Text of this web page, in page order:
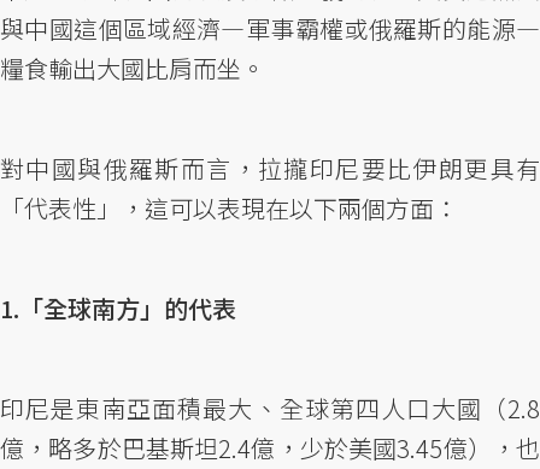
與中國這個區域經濟—軍事霸權或俄羅斯的能源—
糧食輸出大國比肩而坐。
對中國與俄羅斯而言，拉攏印尼要比伊朗更具有
「代表性」，這可以表現在以下兩個方面：
1.「全球南方」的代表
印尼是東南亞面積最大、全球第四人口大國（2.8
億，略多於巴基斯坦2.4億，少於美國3.45億），也